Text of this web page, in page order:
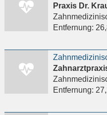
Praxis Dr.
Entfernung:
Entfernung: